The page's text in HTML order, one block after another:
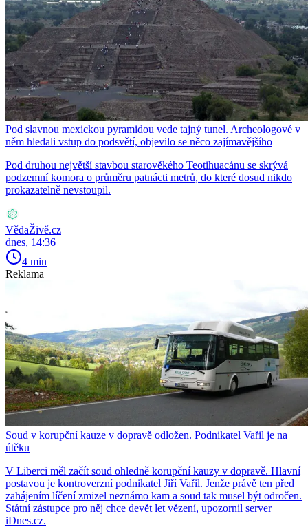
Pod slavnou mexickou pyramidou vede tajný tunel. Archeologové v
něm hledali vstup do podsvětí, objevilo se něco zajímavějšího
Pod druhou největší stavbou starověkého Teotihuacánu se skrývá
podzemní komora o průměru patnácti metrů, do které dosud nikdo
prokazatelně nevstoupil.
VědaŽivě.cz
dnes, 14:36
4 min
Reklama
Soud v korupční kauze v dopravě odložen. Podnikatel Vařil je na
útěku
V Liberci měl začít soud ohledně korupční kauzy v dopravě. Hlavní
postavou je kontroverzní podnikatel Jiří Vařil. Jenže právě ten před
zahájením líčení zmizel neznámo kam a soud tak musel být odročen.
Státní zástupce pro něj chce devět let vězení, upozornil server
iDnes.cz.